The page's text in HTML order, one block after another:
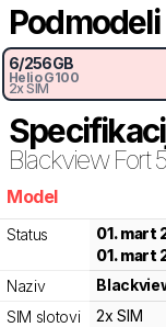
Podmodeli
6/256GB
Helio G100
2x SIM
Blackview Fort
Model
Status 01. mart
01. mart
Naziv
SIM slotovi
2x SIM